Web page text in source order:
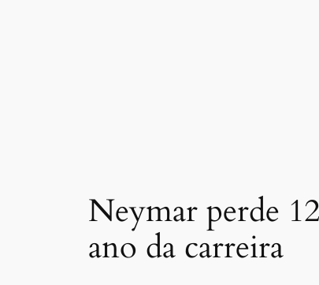
Neymar perde
ano da carreira